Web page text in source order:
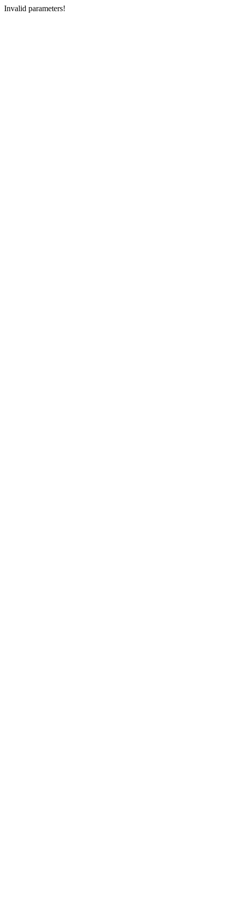
Invalid parameters!